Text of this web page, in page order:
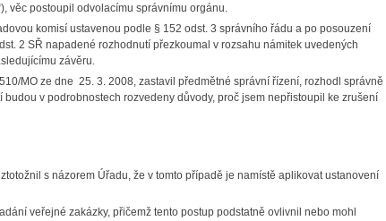
věc postoupil odvolacímu správnímu orgánu.
komisí ustavenou podle § 152 odst. 3 správního řádu a po posouzení
2 SŘ napadené rozhodnutí přezkoumal v rozsahu námitek uvedených
závěru.
MO ze dne 25. 3. 2008, zastavil předmětné správní řízení, rozhodl správně
v podrobnostech rozvedeny důvody, proč jsem nepřistoupil ke zrušení
s názorem Úřadu, že v tomto případě je namístě aplikovat ustanovení
veřejné zakázky, přičemž tento postup podstatně ovlivnil nebo mohl